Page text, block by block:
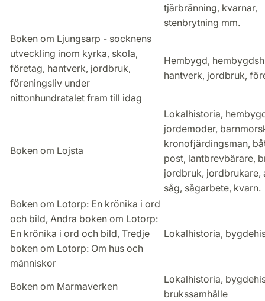
tjärbränning, kvarnar,
stenbrytning mm.
Boken om Ljungsarp - socknens
utveckling inom kyrka, skola,
företag, hantverk, jordbruk,
föreningsliv under
nittonhundratalet fram till idag
Hembygd,
hantverk, jordbruk,
Boken om Lojsta
Lokalhistoria,
jordemoder,
kronofjärdingsman,
post, lantbrevbärare,
jordbruk, jordbrukare,
såg, sågarbete, kvarn.
Boken om Lotorp: En krönika i ord
och bild, Andra boken om Lotorp:
En krönika i ord och bild, Tredje
boken om Lotorp: Om hus och
människor
Lokalhistoria,
Boken om Marmaverken
Lokalhistoria,
brukssamhälle